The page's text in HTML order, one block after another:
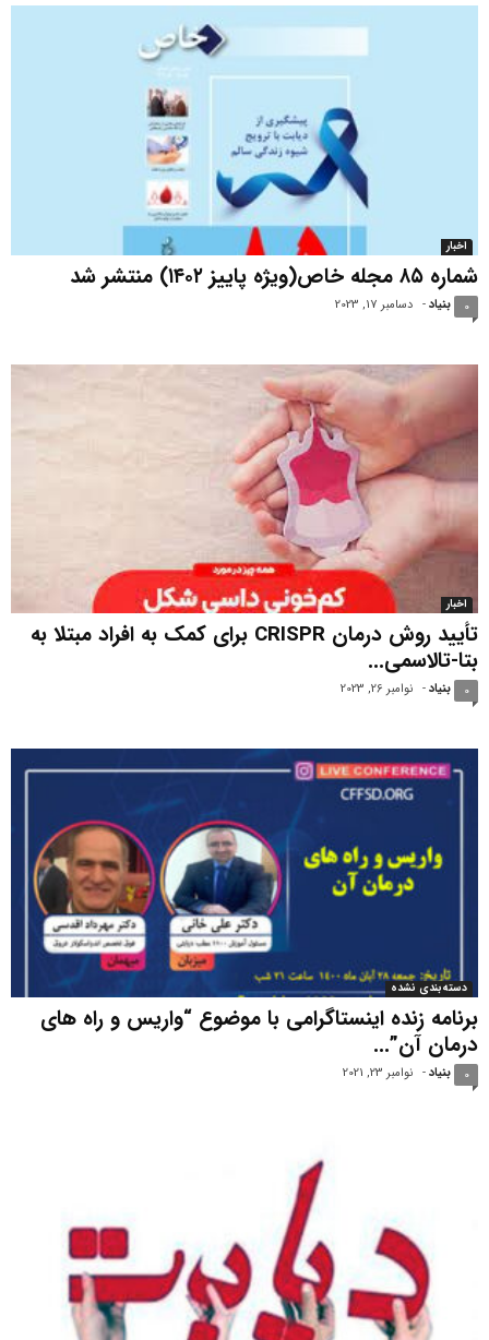
اخبار
شماره ۸۵ مجله خاص(ویژه پاییز ۱۴۰۲) منتشر شد
بنیاد- دسامبر 17, 2023 0
اخبار
تأیید روش درمان CRISPR برای کمک به افراد مبتلا به
بتا-تالاسمی...
بنیاد- نوامبر 26, 2023 0
دسته‌بندی نشده
برنامه زنده اینستاگرامی با موضوع “واریس و راه های
درمان آن”...
بنیاد- نوامبر 23, 2021 0